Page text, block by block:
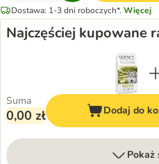
Dostawa: 1-3 dni roboczych*. Więcej
Najczęściej kupowane
Suma
0,00 zł Dodaj do
Pokaż